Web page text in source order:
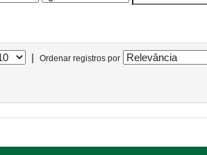
| Ordenar registros por